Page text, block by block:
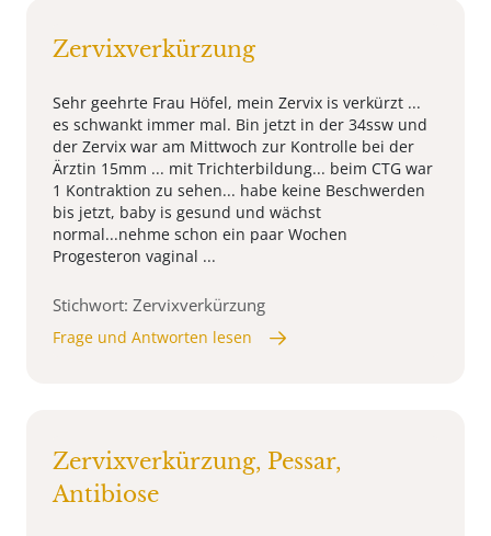
Zervixverkürzung
Sehr geehrte Frau Höfel, mein Zervix is verkürzt ...
es schwankt immer mal. Bin jetzt in der 34ssw und
der Zervix war am Mittwoch zur Kontrolle bei der
Ärztin 15mm ... mit Trichterbildung... beim CTG war
1 Kontraktion zu sehen... habe keine Beschwerden
bis jetzt, baby is gesund und wächst
normal...nehme schon ein paar Wochen
Progesteron vaginal ...
Stichwort: Zervixverkürzung
Frage und Antworten lesen
Zervixverkürzung, Pessar,
Antibiose